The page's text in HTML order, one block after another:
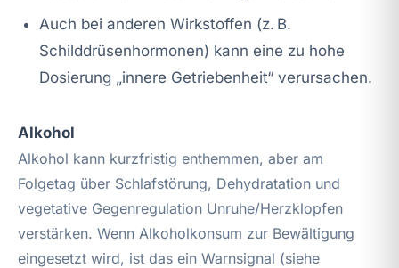
Auch bei anderen Wirkstoffen (z. B.
Schilddrüsenhormonen) kann eine zu hohe
Dosierung „innere Getriebenheit“ verursachen.
Alkohol
Alkohol kann kurzfristig enthemmen, aber am
Folgetag über Schlafstörung, Dehydratation und
vegetative Gegenregulation Unruhe/Herzklopfen
verstärken. Wenn Alkoholkonsum zur Bewältigung
eingesetzt wird, ist das ein Warnsignal (siehe